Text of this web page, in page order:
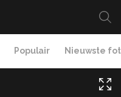
Populair Nieuwste